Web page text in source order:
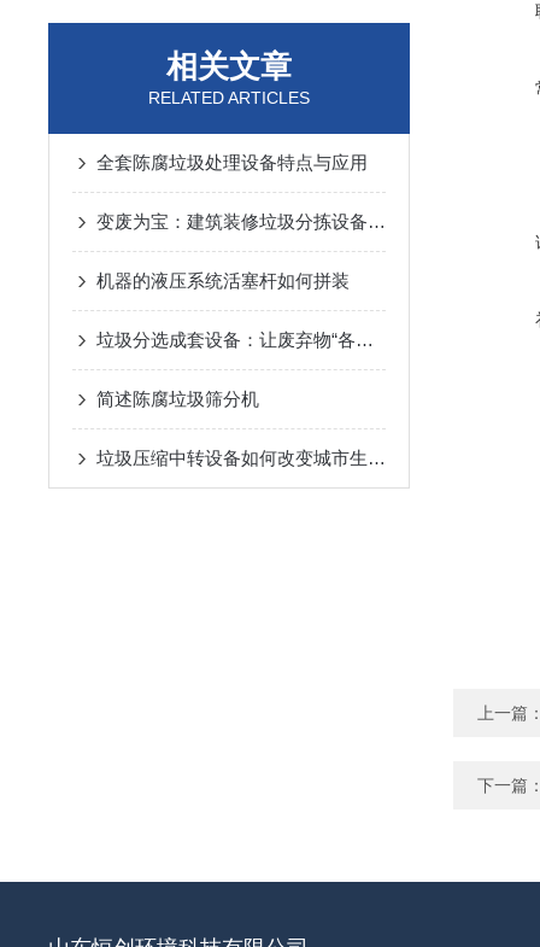
相关文章
RELATED ARTICLES
全套陈腐垃圾处理设备特点与应用
变废为宝：建筑装修垃圾分拣设备工作流程详解
机器的液压系统活塞杆如何拼装
垃圾分选成套设备：让废弃物“各归其位”的现代化解决方案
简述陈腐垃圾筛分机
垃圾压缩中转设备如何改变城市生活？
上一篇
下一篇